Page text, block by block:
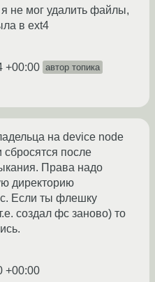
не мог удалить файлы,
в ext4
+00:00 автор топика
на device node
после
Права надо
директорию
Если ты флешку
создал фс заново) то
+00:00